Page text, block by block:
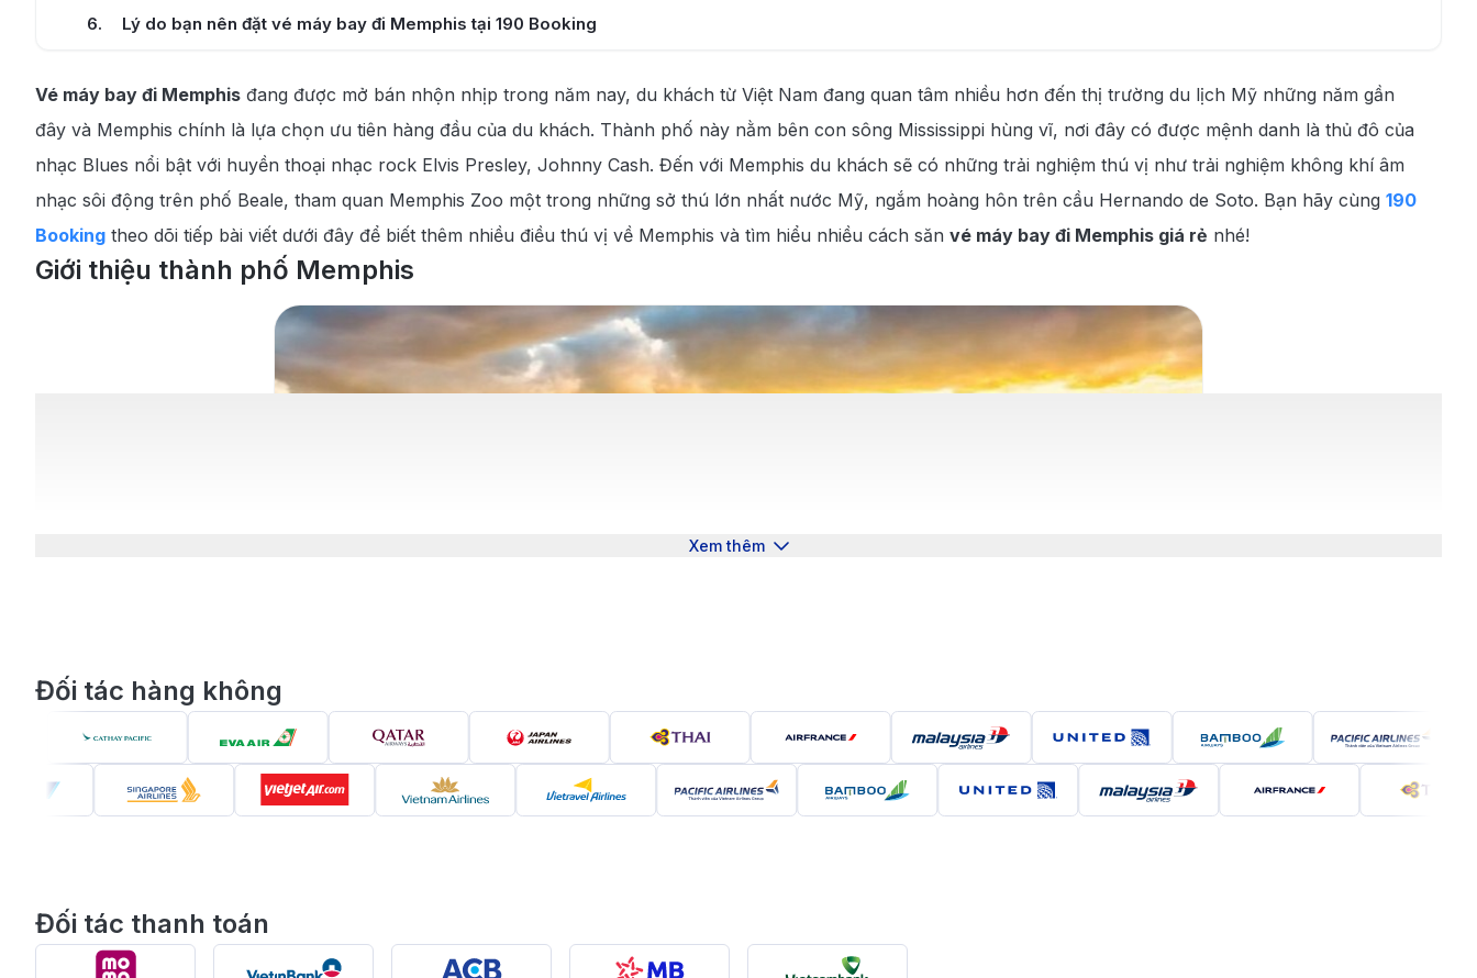
6.
Lý do bạn nên đặt vé máy bay đi Memphis tại 190 Booking
7.2. Top 10 địa điểm du lịch Memphis nổi tiếng
7.3. Top 10 món ăn đặc sản Memphis
Vé máy bay đi Memphis đang được mở bán nhộn nhịp trong năm nay, du khách từ Việt Nam đang quan tâm nhiều hơn đến thị trường du lịch Mỹ những năm gần
đây và Memphis chính là lựa chọn ưu tiên hàng đầu của du khách. Thành phố này nằm bên con sông Mississippi hùng vĩ, nơi đây có được mệnh danh là thủ đô của
nhạc Blues nổi bật với huyền thoại nhạc rock Elvis Presley, Johnny Cash. Đến với Memphis du khách sẽ có những trải nghiệm thú vị như trải nghiệm không khí âm
nhạc sôi động trên phố Beale, tham quan Memphis Zoo một trong những sở thú lớn nhất nước Mỹ, ngắm hoàng hôn trên cầu Hernando de Soto. Bạn hãy cùng 190
Booking theo dõi tiếp bài viết dưới đây để biết thêm nhiều điều thú vị về Memphis và tìm hiểu nhiều cách săn vé máy bay đi Memphis giá rẻ nhé!
Giới thiệu thành phố Memphis
Vé máy bay đi Memphis - Khám phá thành phố xinh đẹp bên sông Mississippi hùng vĩ (Nguồn: Internet)
Xem thêm
Đối tác hàng không
Đối tác thanh toán